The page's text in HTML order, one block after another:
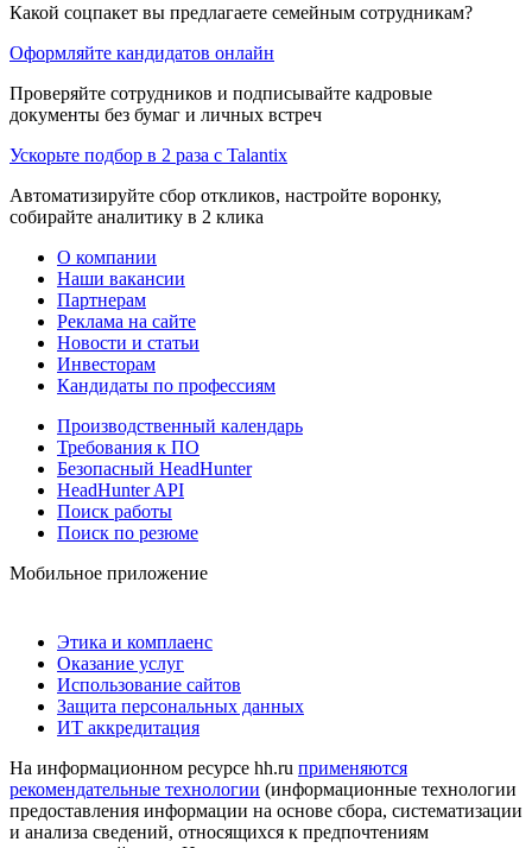
Какой соцпакет вы предлагаете семейным сотрудникам?
Оформляйте кандидатов онлайн
Проверяйте сотрудников и подписывайте кадровые
документы без бумаг и личных встреч
Ускорьте подбор в 2 раза с Talantix
Автоматизируйте сбор откликов, настройте воронку,
собирайте аналитику в 2 клика
О компании
Наши вакансии
Партнерам
Реклама на сайте
Новости и статьи
Инвесторам
Кандидаты по профессиям
Производственный календарь
Требования к ПО
Безопасный HeadHunter
HeadHunter API
Поиск работы
Поиск по резюме
Мобильное приложение
Этика и комплаенс
Оказание услуг
Использование сайтов
Защита персональных данных
ИТ аккредитация
На информационном ресурсе hh.ru применяются
рекомендательные технологии (информационные технологии
предоставления информации на основе сбора, систематизации
и анализа сведений, относящихся к предпочтениям